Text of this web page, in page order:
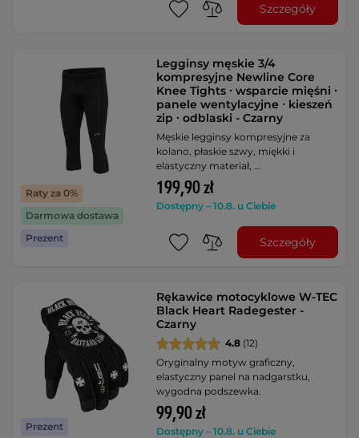
Szczegóły
Raty za 0%
Darmowa dostawa
Prezent
Legginsy męskie 3/4
kompresyjne Newline Core
Knee Tights ∙ wsparcie mięśni ∙
panele wentylacyjne ∙ kieszeń
zip ∙ odblaski - Czarny
Męskie legginsy kompresyjne za
kolano, płaskie szwy, miękki i
elastyczny materiał, …
199,90 zł
Dostępny – 10.8. u Ciebie
Szczegóły
Prezent
Rękawice motocyklowe W-TEC
Black Heart Radegester -
Czarny
4.8 (12)
Oryginalny motyw graficzny,
elastyczny panel na nadgarstku,
wygodna podszewka.
99,90 zł
Dostępny – 10.8. u Ciebie